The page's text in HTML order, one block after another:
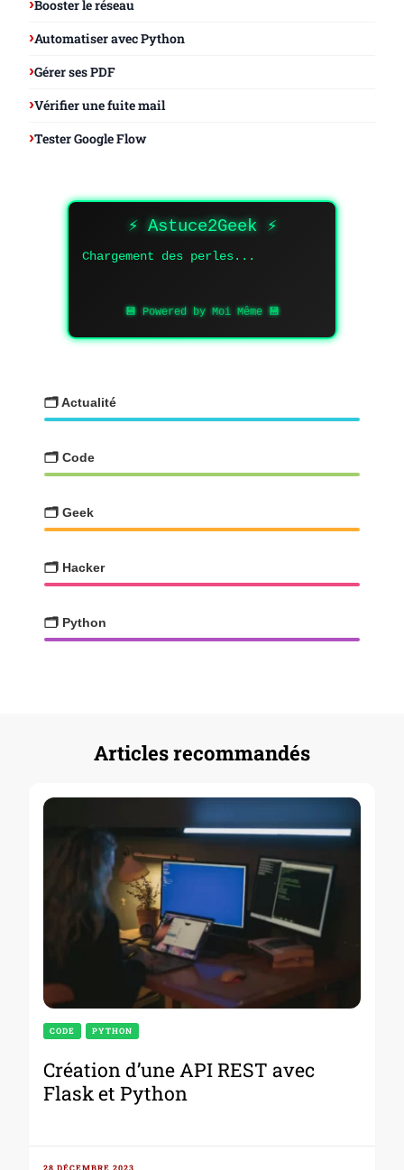
Booster le réseau
Automatiser avec Python
Gérer ses PDF
Vérifier une fuite mail
Tester Google Flow
⚡ Astuce2Geek ⚡
Chargement des perles...
💾 Powered by Moi Même 💾
🗂️ Actualité
🗂️ Code
🗂️ Geek
🗂️ Hacker
🗂️ Python
Articles recommandés
CODE PYTHON
Création d’une API REST avec
Flask et Python
28 DÉCEMBRE 2023